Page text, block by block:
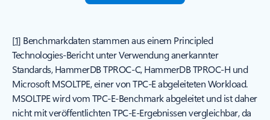
[1] Benchmarkdaten stammen aus einem Principled
Technologies-Bericht unter Verwendung anerkannter
Standards, HammerDB TPROC-C, HammerDB TPROC-H und
Microsoft MSOLTPE, einer von TPC-E abgeleiteten Workload.
MSOLTPE wird vom TPC-E-Benchmark abgeleitet und ist daher
nicht mit veröffentlichten TPC-E-Ergebnissen vergleichbar, da